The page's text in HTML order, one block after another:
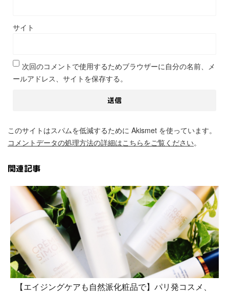
サイト
次回のコメントで使用するためブラウザーに自分の名前、メ
ールアドレス、サイトを保存する。
このサイトはスパムを低減するために Akismet を使っています。
コメントデータの処理方法の詳細はこちらをご覧ください。
関連記事
【エイジングケアも自然派化粧品で】パリ発コスメ、